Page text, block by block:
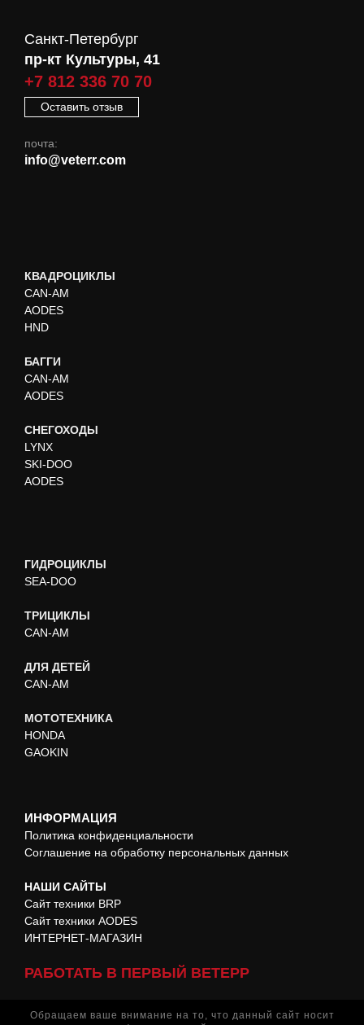
Санкт-Петербург
пр-кт Культуры, 41
+7 812 336 70 70
Оставить отзыв
почта:
info@veterr.com
КВАДРОЦИКЛЫ
CAN-AM
AODES
HND
БАГГИ
CAN-AM
AODES
СНЕГОХОДЫ
LYNX
SKI-DOO
AODES
ГИДРОЦИКЛЫ
SEA-DOO
ТРИЦИКЛЫ
CAN-AM
ДЛЯ ДЕТЕЙ
CAN-AM
МОТОТЕХНИКА
HONDA
GAOKIN
ИНФОРМАЦИЯ
Политика конфиденциальности
Соглашение на обработку персональных данных
НАШИ САЙТЫ
Сайт техники BRP
Сайт техники AODES
ИНТЕРНЕТ-МАГАЗИН
РАБОТАТЬ В ПЕРВЫЙ ВЕТЕРР
Обращаем ваше внимание на то, что данный сайт носит